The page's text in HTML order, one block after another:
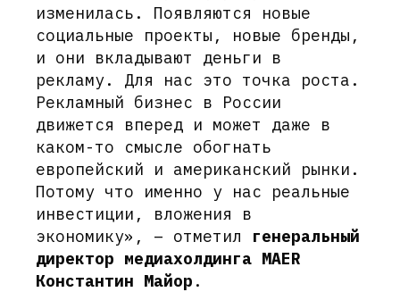
изменилась. Появляются новые
социальные проекты, новые бренды,
и они вкладывают деньги в
рекламу. Для нас это точка роста.
Рекламный бизнес в России
движется вперед и может даже в
каком-то смысле обогнать
европейский и американский рынки.
Потому что именно у нас реальные
инвестиции, вложения в
экономику», – отметил генеральный
директор медиахолдинга MAER
Константин Майор .